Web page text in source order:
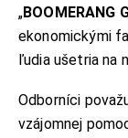
„BOOMERANG
ekonomickými
ľudia ušetria na
Odborníci
vzájomnej